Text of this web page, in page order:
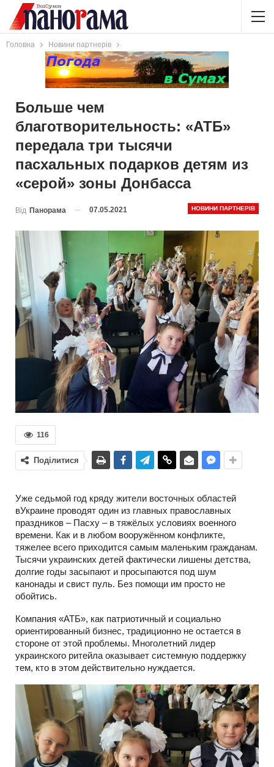
Головна Новини партнерів
Больше чем
благотворительность: «АТБ»
передала три тысячи
пасхальных подарков детям из
«серой» зоны Донбасса
НОВИНИ ПАРТНЕРІВ
Від Панорама 07.05.2021
116
Поділитися
Уже седьмой год кряду жители восточных областей
вУкраине проводят один из главных православных
праздников – Пасху – в тяжёлых условиях военного
времени. Как и в любом вооружённом конфликте,
тяжелее всего приходится самым маленьким гражданам.
Тысячи украинских детей фактически лишены детства,
долгие годы засыпают и просыпаются под шум
канонады и свист пуль. Без помощи им просто не
обойтись.
Компания «АТБ», как патриотичный и социально
ориентированный бизнес, традиционно не остается в
стороне от этой проблемы. Многолетний лидер
украинского ритейла оказывает системную поддержку
тем, кто в этом действительно нуждается.